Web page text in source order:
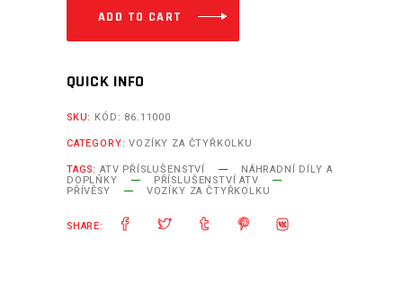
quantity
ADD TO CART
QUICK INFO
SKU: KÓD: 86.11000
CATEGORY:VOZÍKY ZA ČTYŘKOLKU
TAGS: ATV PŘÍSLUŠENSTVÍ NÁHRADNÍ DÍLY A
DOPLŇKY PŘÍSLUŠENSTVÍ ATV
PŘÍVĚSY VOZÍKY ZA ČTYŘKOLKU
SHARE: